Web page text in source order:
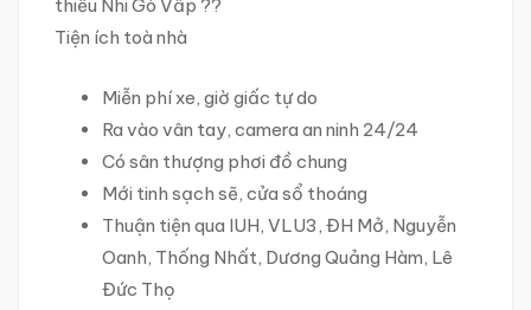
thiếu Nhi Gò Vấp ??
Tiện ích toà nhà
Miễn phí xe, giờ giấc tự do
Ra vào vân tay, camera an ninh 24/24
Có sân thượng phơi đồ chung
Mới tinh sạch sẽ, cửa sổ thoáng
Thuận tiện qua IUH, VLU3, ĐH Mở, Nguyễn
Oanh, Thống Nhất, Dương Quảng Hàm, Lê
Đức Thọ